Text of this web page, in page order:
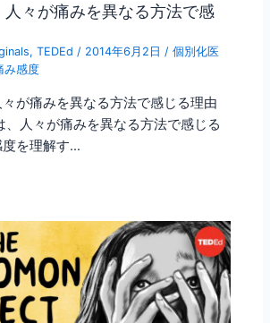
人々が痛みを異なる方法で感
,TEDEd / 2014年6月2日/個別化医
み感度
が痛みを異なる方法で感じる理由
、人々が痛みを異なる方法で感じる
を理解す…